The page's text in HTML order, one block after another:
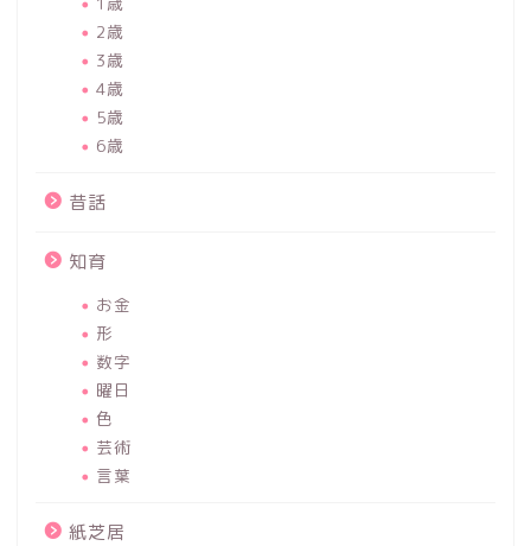
2歳
3歳
4歳
5歳
6歳
昔話
知育
お金
形
数字
曜日
色
芸術
言葉
紙芝居